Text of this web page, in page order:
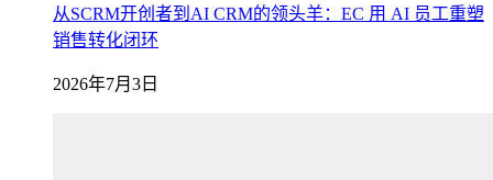
从SCRM开创者到AI CRM的领头羊：EC 用 AI 员工重塑
销售转化闭环
2026年7月3日